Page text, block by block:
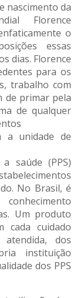
nascimento da
Florence
o
essas
dias. Florence
para os
trabalho com
de primar pela
de qualquer
a unidade de
saúde (PPS)
No Brasil, é
Um produto
cada cuidado
dos
instituição
dos PPS